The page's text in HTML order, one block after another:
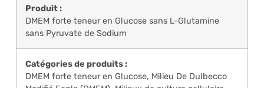
Produit :
DMEM forte teneur en Glucose sans L-Glutamine
sans Pyruvate de Sodium
Catégories de produits :
DMEM forte teneur en Glucose, Milieu De Dulbecco